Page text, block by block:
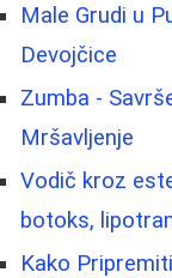
Male Grudi u
Devojčice
Zumba -
Mršavljenje
Vodič kroz
botoks,
Kako